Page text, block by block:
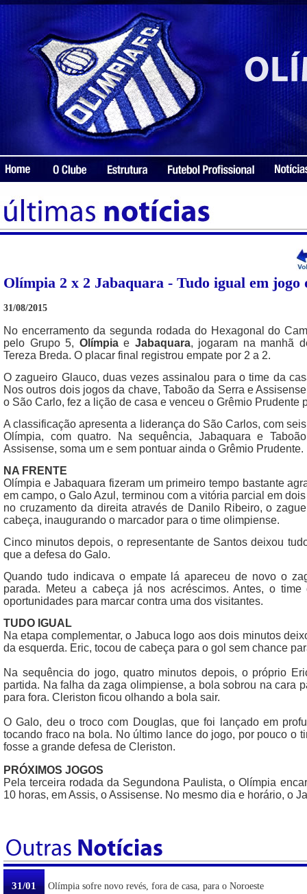
Olímpia 2 x 2 Jabaquara - Tudo igual em jogo
31/08/2015
No encerramento da segunda rodada do Hexagonal do
pelo Grupo 5, Olímpiae Jabaquara, jogaram na manhã
Tereza Breda. O placar final registrou empate por 2 a 2.
O zagueiro Glauco, duas vezes assinalou para o time da
Nos outros dois jogos da chave, Taboão da Serra e
o São Carlo, fez a lição de casa e venceu o Grêmio Prudente
A classificação apresenta a liderança do São Carlos, com
Olímpia, com quatro. Na sequência, Jabaquara e
Assisense, soma um e sem pontuar ainda o Grêmio Prudente.
NA FRENTE
Olímpia e Jabaquara fizeram um primeiro tempo bastante
em campo, o Galo Azul, terminou com a vitória parcial em
no cruzamento da direita através de Danilo Ribeiro, o
cabeça, inaugurando o marcador para o time olimpiense.
Cinco minutos depois, o representante de Santos deixou
que a defesa do Galo.
Quando tudo indicava o empate lá apareceu de novo o
parada. Meteu a cabeça já nos acréscimos. Antes, o
oportunidades para marcar contra uma dos visitantes.
TUDO IGUAL
Na etapa complementar, o Jabuca logo aos dois minutos
da esquerda. Eric, tocou de cabeça para o gol sem chance
Na sequência do jogo, quatro minutos depois, o próprio
partida. Na falha da zaga olimpiense, a bola sobrou na cara
para fora. Cleriston ficou olhando a bola sair.
O Galo, deu o troco com Douglas, que foi lançado em
tocando fraco na bola. No último lance do jogo, por pouco o
fosse a grande defesa de Cleriston.
PRÓXIMOS JOGOS
Pela terceira rodada da Segundona Paulista, o Olímpia
10 horas, em Assis, o Assisense. No mesmo dia e horário, o
31/01 Olímpia sofre novo revés, fora de casa, para o Noroeste